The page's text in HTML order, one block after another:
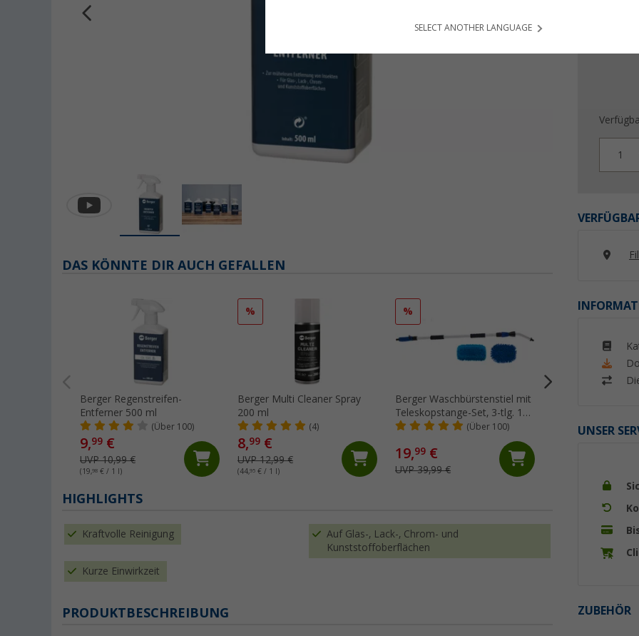
1
UNSER
ZUBEHÖR
DAS KÖNNTE DIR AUCH GEFALLEN
Berger Regenstreifen-
Entferner 500 ml
(Über 100)
9,99 €
UVP 10,99 €
(19,98 € / 1 l)
%
Berger Multi Cleaner Spray
200 ml
(4)
8,99 €
UVP 12,99 €
(44,95 € / 1 l)
%
Berger Waschbürstenstiel mit
Teleskopstange-Set, 3-tlg. 130
- 180 cm
(Über 100)
19,99 €
UVP 39,99 €
200 ml
HIGHLIGHTS
Kraftvolle Reinigung
Auf Glas-, Lack-, Chrom- und
Kunststoffoberflächen
Kurze Einwirkzeit
PRODUKTBESCHREIBUNG
SELECT ANOTHER LANGUAGE